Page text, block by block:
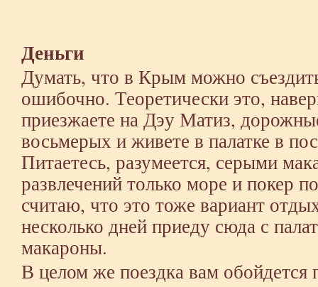
Деньги
Думать, что в Крым можно
ошибочно. Теоретически это,
приезжаете на Дэу Матиз,
восьмерых и живете в палатке в
Питаетесь, разумеется, серыми
развлечений только море и покер
считаю, что это тоже вариант
несколько дней приеду сюда с
макароны.
В целом же поездка вам обойдется